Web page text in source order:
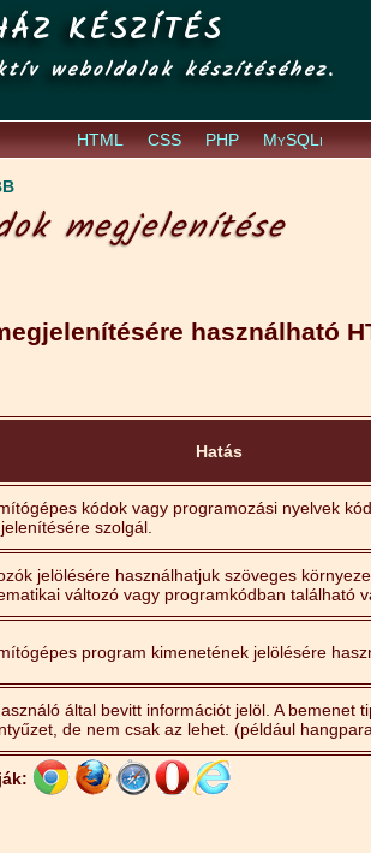
KÉSZÍTÉS
weboldalak készítéséhez.
HTML CSS PHP MySQLi
megjelenítése
használható
Hatás
kódok vagy programozási nyelvek
szolgál.
jelölésére használhatjuk szöveges
változó vagy programkódban található
program kimenetének jelölésére
által bevitt információt jelöl. A bemenet
de nem csak az lehet. (például